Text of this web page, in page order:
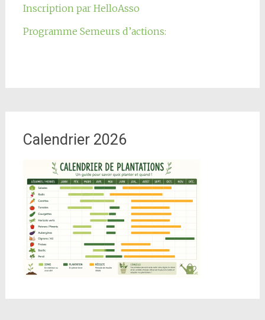
Inscription par HelloAsso
Programme Semeurs d’actions:
Calendrier 2026